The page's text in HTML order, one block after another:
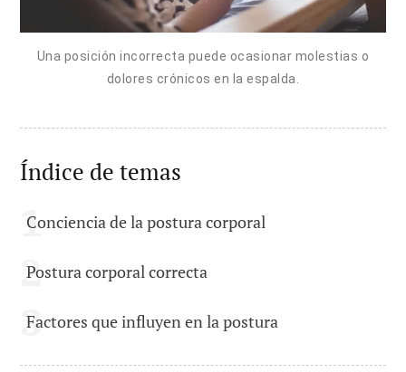
Una posición incorrecta puede ocasionar molestias o
dolores crónicos en la espalda.
Índice de temas
Conciencia de la postura corporal
Postura corporal correcta
Factores que influyen en la postura